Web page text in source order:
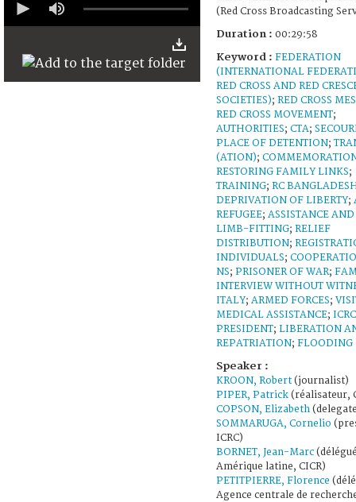
seconds
(Red Cross Broadcasting
Duration : 00:29:58
Keyword : FEDERATION
(INTERNATIONAL
RED CROSS AND RED
SOCIETIES); RED CROSS
RED CROSS MOVEMENT;
AUTHORITIES; CTA;
PLACE OF DETENTION;
(ATION);
RESTORING FAMILY LINKS;
TRAINING; RC
DEPRIVATION OF LIBERTY;
REFUGEE; ASSISTANCE
LIMB-FITTING; RELIEF
DISTRIBUTION;
INDIVIDUALS;
NS; PRISONER OF WAR;
INTERVIEW WITHOUT
ITALY; ARMED FORCES;
MEDICAL ASSISTANCE; ICRC
PRESIDENT; LIBERATION
REPATRIATION; FLOODING
Speaker :
KROON, Robert (journalist)
PIPER, Patrick (réalisateur,
COPSON, Elizabeth
SOMMARUGA, Cornelio
ICRC)
BORNET, Jean-Marc
Amérique latine, CICR)
PETITPIERRE, Florence
Agence centrale de